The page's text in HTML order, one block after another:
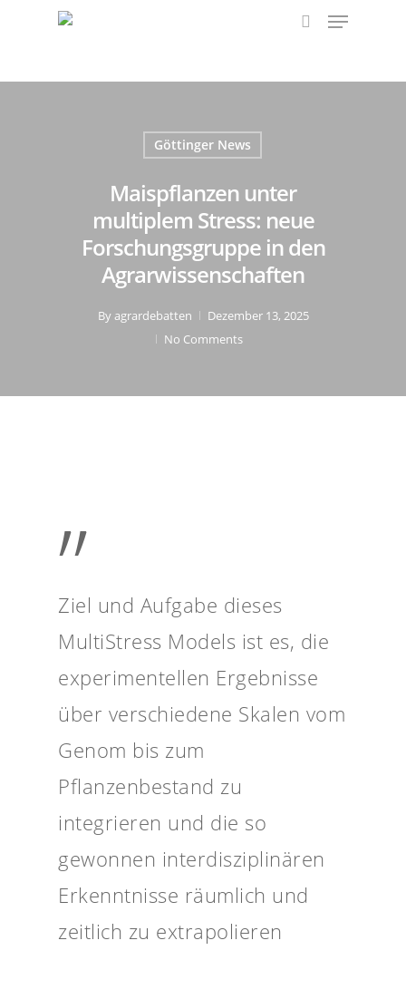
content
Menu
Göttinger News
Maispflanzen unter
multiplem Stress: neue
Forschungsgruppe in den
Agrarwissenschaften
Byagrardebatten
Dezember 13, 2025
No Comments
”
Ziel und Aufgabe dieses
MultiStress Models ist es, die
experimentellen Ergebnisse
über verschiedene Skalen vom
Genom bis zum
Pflanzenbestand zu
integrieren und die so
gewonnen interdisziplinären
Erkenntnisse räumlich und
zeitlich zu extrapolieren